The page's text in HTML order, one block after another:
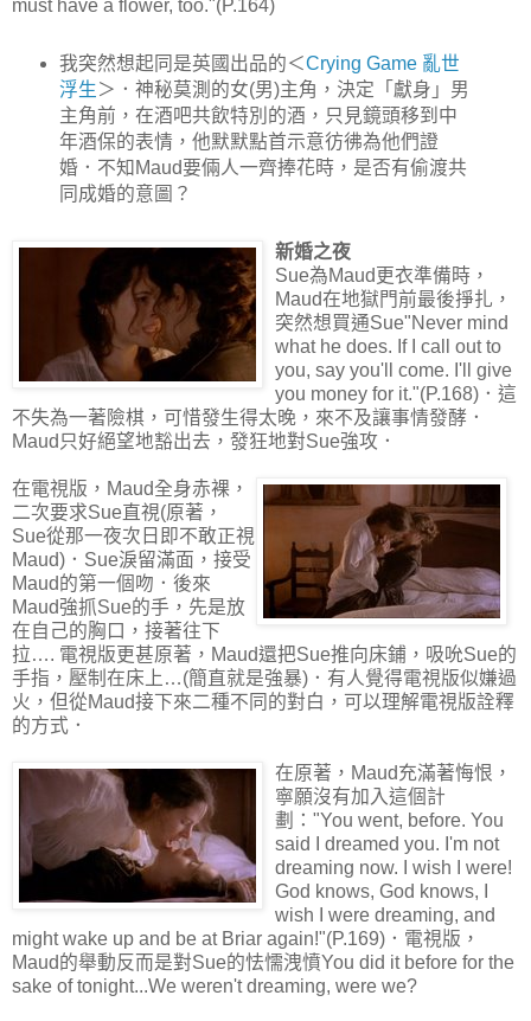
must have a flower, too."(P.164)
我突然想起同是英國出品的＜Crying Game 亂世
浮生＞．神秘莫測的女(男)主角，決定「獻身」男
主角前，在酒吧共飲特別的酒，只見鏡頭移到中
年酒保的表情，他默默點首示意彷彿為他們證
婚．不知Maud要倆人一齊捧花時，是否有偷渡共
同成婚的意圖？
新婚之夜
Sue為Maud更衣準備時，
Maud在地獄門前最後掙扎，
突然想買通Sue"Never mind
what he does. If I call out to
you, say you'll come. I'll give
you money for it."(P.168)．這
不失為一著險棋，可惜發生得太晚，來不及讓事情發酵．
Maud只好絕望地豁出去，發狂地對Sue強攻．
在電視版，Maud全身赤裸，
二次要求Sue直視(原著，
Sue從那一夜次日即不敢正視
Maud)．Sue淚留滿面，接受
Maud的第一個吻．後來
Maud強抓Sue的手，先是放
在自己的胸口，接著往下
拉…. 電視版更甚原著，Maud還把Sue推向床鋪，吸吮Sue的
手指，壓制在床上…(簡直就是強暴)．有人覺得電視版似嫌過
火，但從Maud接下來二種不同的對白，可以理解電視版詮釋
的方式．
在原著，Maud充滿著悔恨，
寧願沒有加入這個計
劃："You went, before. You
said I dreamed you. I'm not
dreaming now. I wish I were!
God knows, God knows, I
wish I were dreaming, and
might wake up and be at Briar again!"(P.169)．電視版，
Maud的舉動反而是對Sue的怯懦洩憤You did it before for the
sake of tonight...We weren't dreaming, were we?